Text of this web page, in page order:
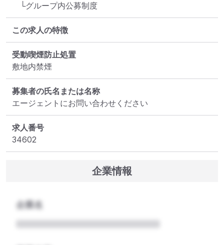
└グループ内公募制度
この求人の特徴
受動喫煙防止処置
敷地内禁煙
募集者の氏名または名称
エージェントにお問い合わせください
求人番号
34602
企業情報
企業名